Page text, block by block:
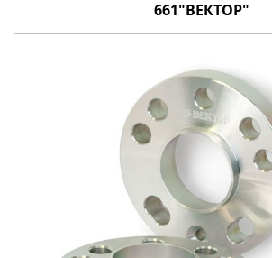
661"ВЕКТОР"